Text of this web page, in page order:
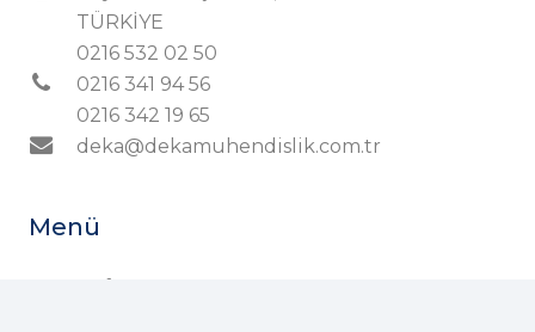
TÜRKİYE
0216 532 02 50
0216 341 94 56
0216 342 19 65
deka@dekamuhendislik.com.tr
Menü
Ana Sayfa